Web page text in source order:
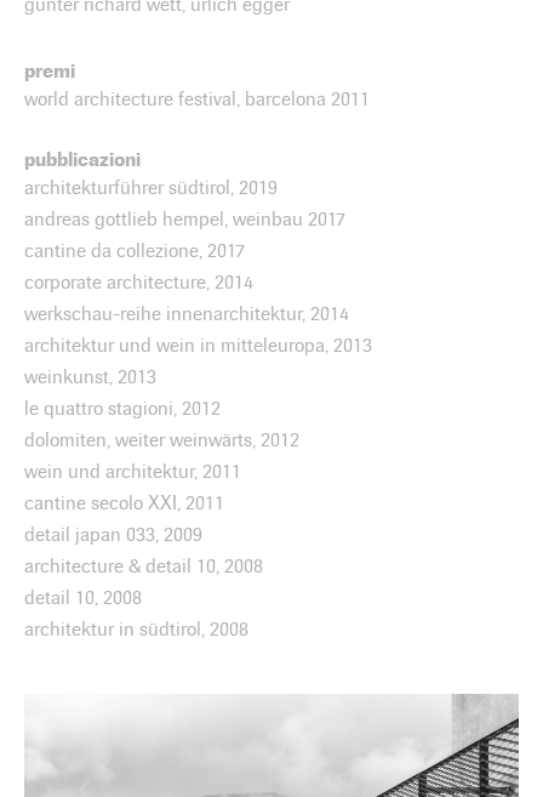
premi
world architecture festival, barcelona 2011
pubblicazioni
architekturführer südtirol, 2019
andreas gottlieb hempel, weinbau 2017
cantine da collezione, 2017
corporate architecture, 2014
werkschau-reihe innenarchitektur, 2014
architektur und wein in mitteleuropa, 2013
weinkunst, 2013
le quattro stagioni, 2012
dolomiten, weiter weinwärts, 2012
wein und architektur, 2011
cantine secolo XXI, 2011
detail japan 033, 2009
architecture & detail 10, 2008
detail 10, 2008
architektur in südtirol, 2008